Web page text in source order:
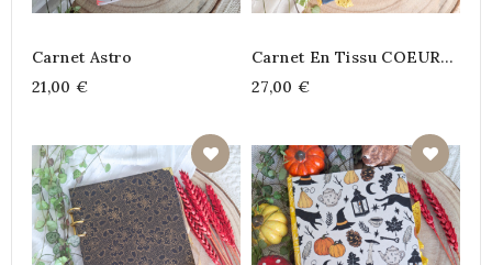
Carnet Astro
21,00 €
Carnet En Tissu COEUR
BRODE
27,00 €